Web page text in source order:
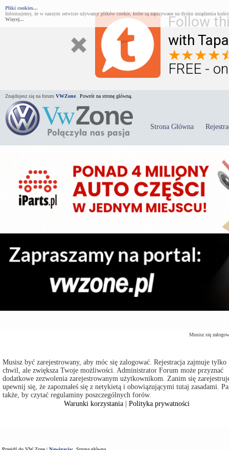
Follow
with
FREE -
Pliki cookies...
Informujemy, że w naszym serwisie używamy plików cookie, które są zapisywane na dysku urządzenia
Więcej...
Znajdujesz się na forum VWZone Powrót na stronę główną.
Strona Główna
Musisz się
Musisz być zarejestrowany, aby móc się zalogować. Rejestracja zajmuje
chwil, ale zwiększa Twoje możliwości. Administrator Forum może przyznać
dodatkowe zezwolenia zarejestrowanym użytkownikom. Zanim się
upewnij się, że zapoznałeś się z netykietą i obowiązującymi tutaj zasadami.
także, by czytać regulaminy poszczególnych forów.
Warunki korzystania |Polityka prywatności